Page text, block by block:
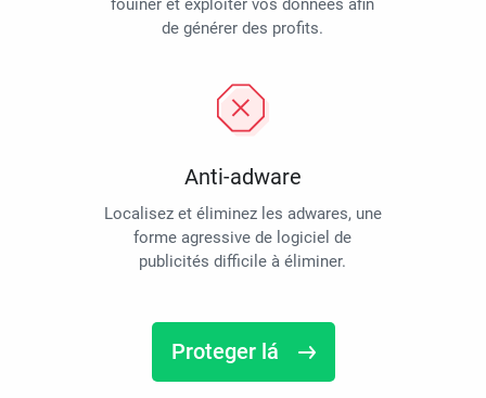
fouiner et exploiter vos données afin
de générer des profits.
Anti-adware
Localisez et éliminez les adwares, une
forme agressive de logiciel de
publicités difficile à éliminer.
Proteger lá